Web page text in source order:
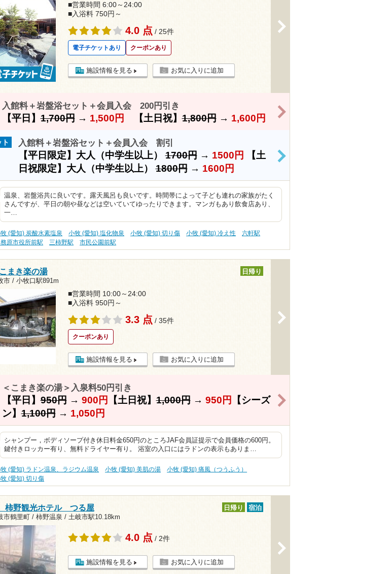
■営業時間 6:00～24:00
■入浴料 750円～
4.0 点 / 25件
電子チケットあり クーポンあり
施設情報を見る お気に入りに追加
入館料＋岩盤浴セット＋会員入会 200円引き
【平日】1,700円→ 1,500円 【土日祝】1,800円→ 1,600円
入館料＋岩盤浴セット＋会員入会 割引
【平日限定】大人（中学生以上）1700円→ 1500円
【土
日祝限定】大人（中学生以上）1800円→ 1600円
>
温泉、岩盤浴共に良いです。露天風呂も良いです。時間帯によって子ども連れの家族がたく
さんですが、平日の朝や昼などは空いていてゆったりできます。マンガもあり飲食店あり、
一…
(愛知) 炭酸水素塩泉 小牧 (愛知) 塩化物泉 小牧 (愛知) 切り傷 小牧 (愛知) 冷え性
六軒駅
原市役所前駅
三柿野駅 市民公園前駅
まき楽の湯
市 / 小牧口駅891m
日帰り
■営業時間 10:00～24:00
■入浴料 950円～
3.3 点 / 35件
クーポンあり
施設情報を見る お気に入りに追加
＜こまき楽の湯＞入泉料50円引き
【平日】950円→ 900円 【土日祝】1,000円→ 950円
【シーズ
ン】1,100円→ 1,050円
シャンプー，ボディソープ付き休日料金650円のところJAF会員証提示で会員価格の600円。
鍵付きロッカー有り、無料ドライヤー有り。 浴室の入口にはラドンの表示もありま…
(愛知) ラドン温泉、ラジウム温泉 小牧 (愛知) 美肌の湯
小牧 (愛知) 痛風（つうふう）
(愛知) 切り傷
柿野観光ホテル つる屋
市鶴里町 / 柿野温泉 / 土岐市駅10.18km
日帰り 宿泊
4.0 点 / 2件
施設情報を見る お気に入りに追加